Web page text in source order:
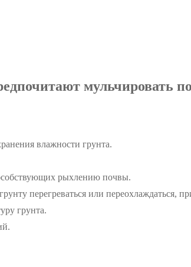
мульчировать
влажности грунта.
рыхлению почвы.
перегреваться или переохлаждаться,
грунта.